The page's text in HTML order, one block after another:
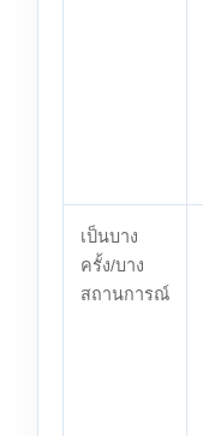
เป็นบาง
ครั้ง/บาง
สถานการณ์